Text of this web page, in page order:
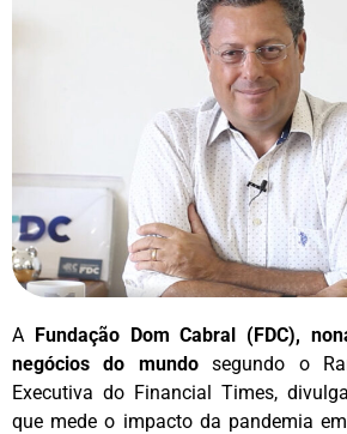
A Fundação Dom Cabral (FDC),
negócios do mundosegundo o
Executiva do Financial Times,
que mede o impacto da pandemia